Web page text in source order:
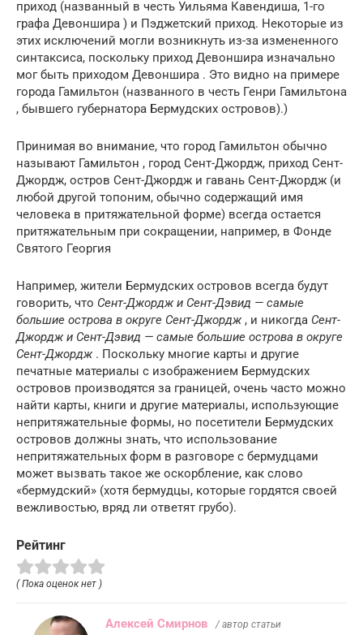
приход (названный в честь Уильяма Кавендиша, 1-го
графа Девоншира ) и Пэджетский приход. Некоторые из
этих исключений могли возникнуть из-за измененного
синтаксиса, поскольку приход Девоншира изначально
мог быть приходом Девоншира . Это видно на примере
города Гамильтон (названного в честь Генри Гамильтона
, бывшего губернатора Бермудских островов).)
Принимая во внимание, что город Гамильтон обычно
называют Гамильтон , город Сент-Джордж, приход Сент-
Джордж, остров Сент-Джордж и гавань Сент-Джордж (и
любой другой топоним, обычно содержащий имя
человека в притяжательной форме) всегда остается
притяжательным при сокращении, например, в Фонде
Святого Георгия
Например, жители Бермудских островов всегда будут
говорить, что Сент-Джордж и Сент-Дэвид — самые
большие острова в округе Сент-Джордж , и никогда Сент-
Джордж и Сент-Дэвид — самые большие острова в округе
Сент-Джордж . Поскольку многие карты и другие
печатные материалы с изображением Бермудских
островов производятся за границей, очень часто можно
найти карты, книги и другие материалы, использующие
непритяжательные формы, но посетители Бермудских
островов должны знать, что использование
непритяжательных форм в разговоре с бермудцами
может вызвать такое же оскорбление, как слово
«бермудский» (хотя бермудцы, которые гордятся своей
вежливостью, вряд ли ответят грубо).
Рейтинг
( Пока оценок нет )
Алексей Смирнов / автор статьи